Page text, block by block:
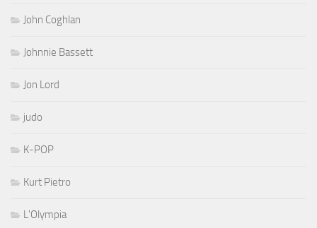
John Coghlan
Johnnie Bassett
Jon Lord
judo
K-POP
Kurt Pietro
L'Olympia